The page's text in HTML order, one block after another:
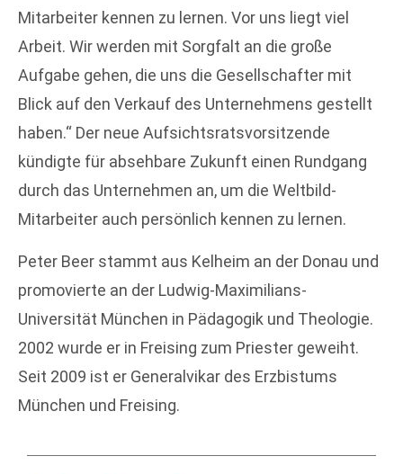
Mitarbeiter kennen zu lernen. Vor uns liegt viel
Arbeit. Wir werden mit Sorgfalt an die große
Aufgabe gehen, die uns die Gesellschafter mit
Blick auf den Verkauf des Unternehmens gestellt
haben.“ Der neue Aufsichtsratsvorsitzende
kündigte für absehbare Zukunft einen Rundgang
durch das Unternehmen an, um die Weltbild-
Mitarbeiter auch persönlich kennen zu lernen.
Peter Beer stammt aus Kelheim an der Donau und
promovierte an der Ludwig-Maximilians-
Universität München in Pädagogik und Theologie.
2002 wurde er in Freising zum Priester geweiht.
Seit 2009 ist er Generalvikar des Erzbistums
München und Freising.